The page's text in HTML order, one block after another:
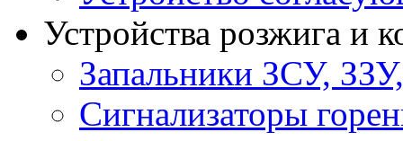
Устройства розжига и
Запальники ЗСУ,
Сигнализаторы